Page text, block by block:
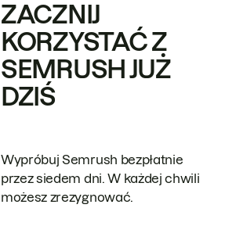
ZACZNIJ
KORZYSTAĆ Z
SEMRUSH JUŻ
DZIŚ
Wypróbuj Semrush bezpłatnie
przez siedem dni. W każdej chwili
możesz zrezygnować.